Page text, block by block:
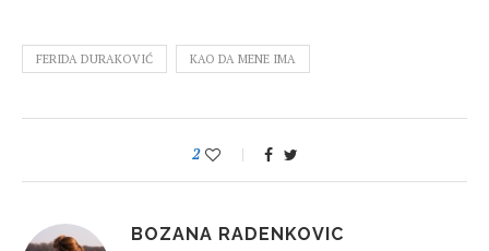
FERIDA DURAKOVIĆ KAO DA MENE IMA
2
BOZANA RADENKOVIC